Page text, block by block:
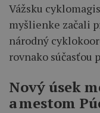
Vážsku
myšlienke začali
národný
rovnako súčasťou
Nový úsek
a mestom